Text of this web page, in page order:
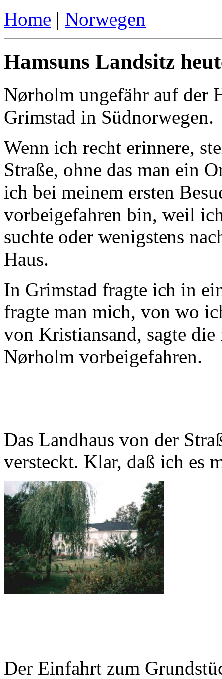
Home | Norwegen
Hamsuns Landsitz
Nørholm ungefähr auf der
Grimstad in Südnorwegen.
Wenn ich recht erinnere,
Straße, ohne das man ein
ich bei meinem ersten
vorbeigefahren bin, weil
suchte oder wenigstens
Haus.
In Grimstad fragte ich in
fragte man mich, von wo
von Kristiansand, sagte
Nørholm vorbeigefahren.
Das Landhaus von der
versteckt. Klar, daß ich es
Der Einfahrt zum